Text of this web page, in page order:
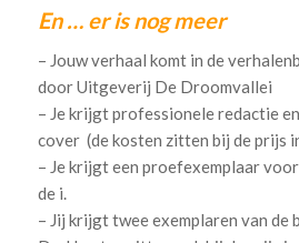
En … er is nog meer
– Jouw verhaal komt in de
door Uitgeverij De Droomvallei
– Je krijgt professionele redactie
cover (de kosten zitten bij de prijs
– Je krijgt een proefexemplaar
de i.
– Jij krijgt twee exemplaren van de